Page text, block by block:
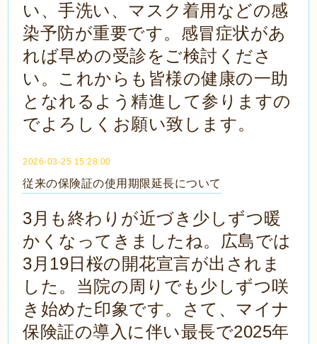
い、手洗い、マスク着用などの感
染予防が重要です。感冒症状があ
れば早めの受診をご検討くださ
い。これからも皆様の健康の一助
となれるよう精進して参りますの
でよろしくお願い致します。
2026-03-25 15:28:00
従来の保険証の使用期限延長について
3月も終わりが近づき少しずつ暖
かくなってきましたね。広島では
3月19日桜の開花宣言が出されま
した。当院の周りでも少しずつ咲
き始めた印象です。さて、マイナ
保険証の導入に伴い最長で2025年